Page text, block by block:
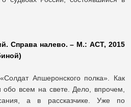
Справа налево. – М.: АСТ, 2015
Апшеронского полка». Как
обо всем на свете. Дело, впрочем,
а в рассказчике. Уже по